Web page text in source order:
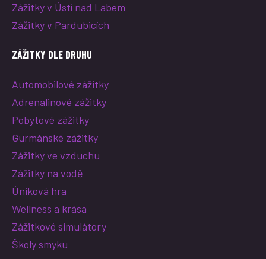
Zážitky v Ústí nad Labem
Zážitky v Pardubicích
ZÁŽITKY DLE DRUHU
Automobilové zážitky
Adrenalinové zážitky
Pobytové zážitky
Gurmánské zážitky
Zážitky ve vzduchu
Zážitky na vodě
Úniková hra
Wellness a krása
Zážitkové simulátory
Školy smyku